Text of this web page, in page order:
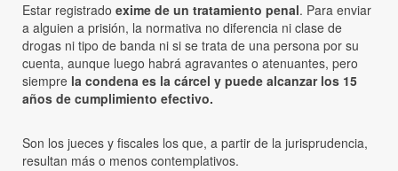
Estar registrado exime de un tratamiento penal. Para enviar
a alguien a prisión, la normativa no diferencia ni clase de
drogas ni tipo de banda ni si se trata de una persona por su
cuenta, aunque luego habrá agravantes o atenuantes, pero
siempre la condena es la cárcel y puede alcanzar los 15
años de cumplimiento efectivo.
Son los jueces y fiscales los que, a partir de la jurisprudencia,
resultan más o menos contemplativos.